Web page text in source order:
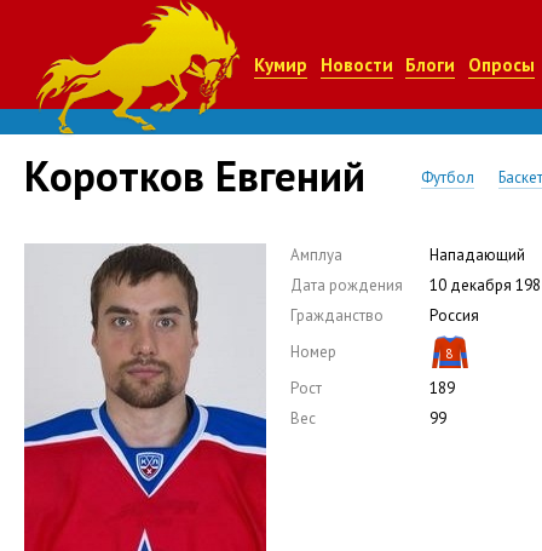
Кумир Новости Блоги Опросы
Коротков Евгений Футбол
Амплуа
Нападающий
Дата рождения
10 декабря
Гражданство
Россия
Номер
8
Рост
189
Вес
99